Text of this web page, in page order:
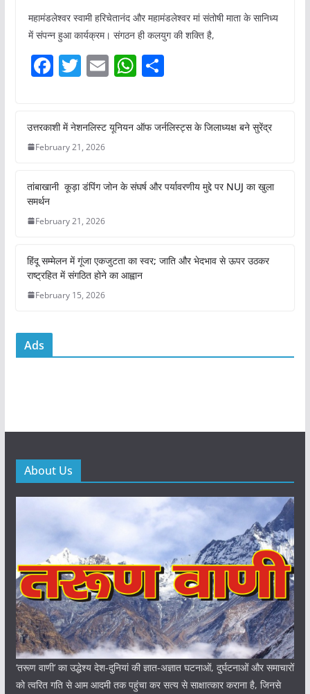
महामंडलेश्वर स्वामी हरिचेतानंद और महामंडलेश्वर मां संतोषी माता के सानिध्य
में संपन्न हुआ कार्यक्रम। संगठन ही कलयुग की शक्ति है,
F
e
b
o
o
k
T
er
E
l
W
s
p
p
S
e
उत्तरकाशी में नेशनलिस्ट यूनियन ऑफ जर्नलिस्ट्स के जिलाध्यक्ष बने सुरेंद्र
February 21, 2026
तांबाखानी कूड़ा डंपिंग जोन के संघर्ष और पर्यावरणीय मुद्दे पर NUJ का खुला
समर्थन
February 21, 2026
हिंदू सम्मेलन में गूंजा एकजुटता का स्वर; जाति और भेदभाव से ऊपर उठकर
राष्ट्रहित में संगठित होने का आह्वान
February 15, 2026
Ads
About Us
‘तरूण वाणी‘ का उद्धेश्य देश-दुनियां की ज्ञात-अज्ञात घटनाओं, दुर्घटनाओं और समाचारों
को त्वरित गति से आम आदमी तक पहुंचा कर सत्य से साक्षात्कार कराना है, जिनसे